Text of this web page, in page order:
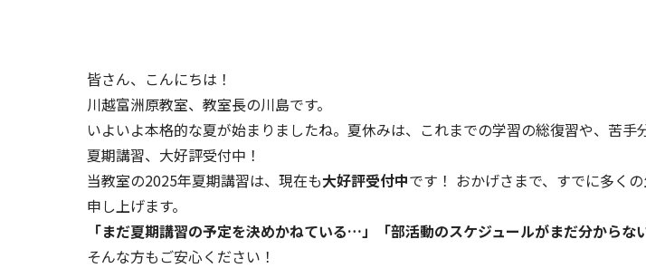
皆さん、こんにちは！
川越富洲原教室、教室長の川島です。
いよいよ本格的な夏が始まりましたね。夏休みは、これまでの学習の総復習や、苦
夏期講習、大好評受付中！
当教室の2025年夏期講習は、現在も大好評受付中です！ おかげさまで、すでに多く
申し上げます。
「まだ夏期講習の予定を決めかねている…」「部活動のスケジュールがまだ分からな
そんな方もご安心ください！